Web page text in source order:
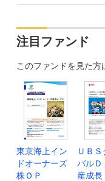
注目ファンド
このファンドを見た
東京海上イン
ドオーナーズ
株ＯＰ
ＵＢ
バルＤ
産成長